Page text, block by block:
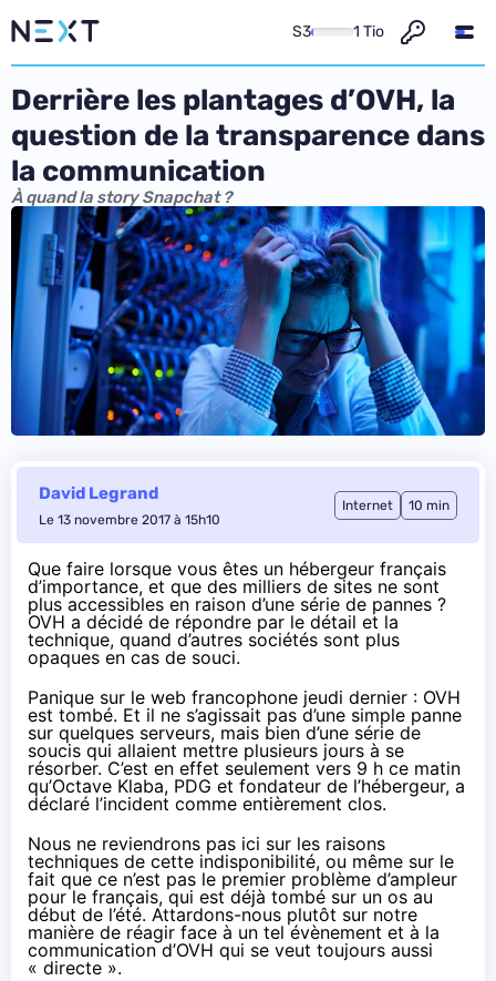
S3 1 Tio
Derrière les plantages d’OVH, la
question de la transparence dans
la communication
À quand la story Snapchat ?
David Legrand
Le 13 novembre 2017 à 15h10
Internet 10 min
Que faire lorsque vous êtes un hébergeur français
d’importance, et que des milliers de sites ne sont
plus accessibles en raison d’une série de pannes ?
OVH a décidé de répondre par le détail et la
technique, quand d’autres sociétés sont plus
opaques en cas de souci.
Panique sur le web francophone jeudi dernier : OVH
est tombé. Et il ne s’agissait pas d’une simple panne
sur quelques serveurs, mais bien d’une série de
soucis qui allaient mettre plusieurs jours à se
résorber. C’est en effet seulement vers 9 h ce matin
qu’Octave Klaba, PDG et fondateur de l’hébergeur, a
déclaré l’incident comme entièrement clos.
Nous ne reviendrons pas ici sur les raisons
techniques de cette indisponibilité, ou même sur le
fait que ce n’est pas le premier problème d’ampleur
pour le français, qui est déjà tombé sur un os au
début de l’été. Attardons-nous plutôt sur notre
manière de réagir face à un tel évènement et à la
communication d’OVH qui se veut toujours aussi
« directe ».